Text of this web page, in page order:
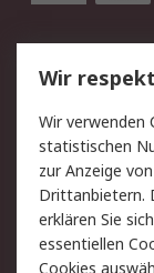
Service
Value Added
Hilfe
Rechtliches
AGB
Wir
Wir verwenden
statistischen
zur Anzeige
Drittanbietern.
erklären Sie
essentiellen
Cookies